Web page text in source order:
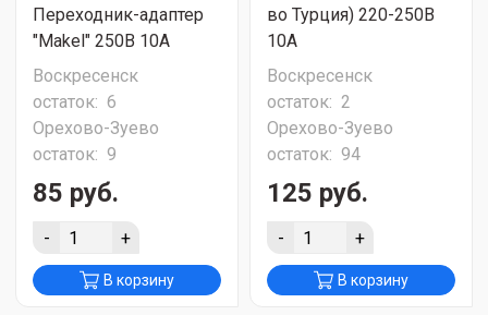
Переходник-адаптер
"Makel" 250В 10А
Воскресенск
остаток: 6
Орехово-Зуево
остаток: 9
85 руб.
- +
В корзину
во Турция) 220-250В
10А
Воскресенск
остаток: 2
Орехово-Зуево
остаток: 94
125 руб.
- +
В корзину